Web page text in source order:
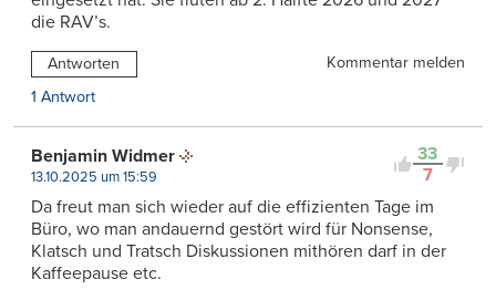
die RAV’s.
Antworten
Kommentar melden
1 Antwort
33
7
Benjamin Widmer
13.10.2025 um 15:59
Da freut man sich wieder auf die effizienten Tage im
Büro, wo man andauernd gestört wird für Nonsense,
Klatsch und Tratsch Diskussionen mithören darf in der
Kaffeepause etc.